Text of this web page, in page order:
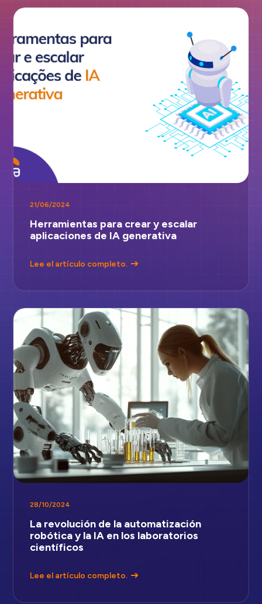
21/06/2024
Herramientas para crear y escalar
aplicaciones de IA generativa
Lee el artículo completo.
28/10/2024
La revolución de la automatización
robótica y la IA en los laboratorios
científicos
Lee el artículo completo.